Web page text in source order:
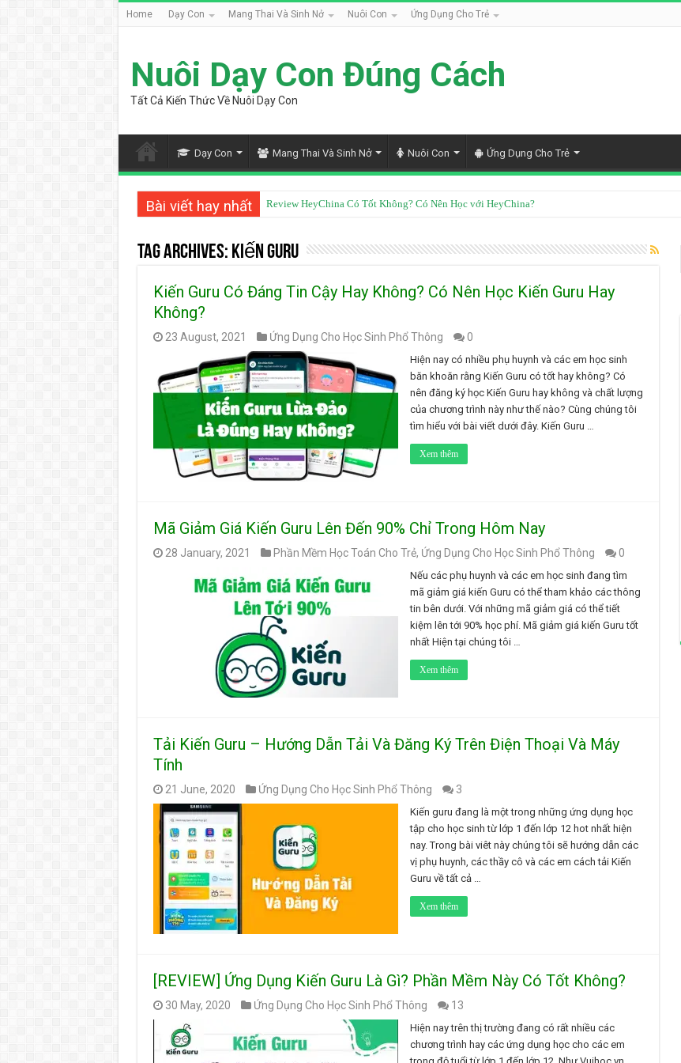
Home Dạy Con Mang Thai Và Sinh Nở Nuôi Con Ứng Dụng Cho Trẻ
Nuôi Dạy Con Đúng Cách
Tất Cả Kiến Thức Về Nuôi Dạy Con
Dạy Con Mang Thai Và Sinh Nở Nuôi Con Ứng Dụng Cho Trẻ
Bài viết hay nhất Review HeyChina Có Tốt Không? Có Nên Học với HeyChina?
Từ Điển Mazii Có Tốt Không? Review Chi Tiết Từ Góc Nhìn Chuyên Gia
Tag Archives: Kiến Guru
Kiến Guru Có Đáng Tin Cậy Hay Không? Có Nên Học Kiến Guru Hay
Không?
23 August, 2021 Ứng Dụng Cho Học Sinh Phổ Thông 0
Hiện nay có nhiều phụ huynh và các em học sinh
băn khoăn rằng Kiến Guru có tốt hay không? Có
nên đăng ký học Kiến Guru hay không và chất lượng
của chương trình này như thế nào? Cùng chúng tôi
tìm hiểu với bài viết dưới đây. Kiến Guru …
Xem thêm
Mã Giảm Giá Kiến Guru Lên Đến 90% Chỉ Trong Hôm Nay
28 January, 2021 Phần Mềm Học Toán Cho Trẻ, Ứng Dụng Cho Học Sinh Phổ Thông 0
Nếu các phụ huynh và các em học sinh đang tìm
mã giảm giá kiến Guru có thể tham khảo các thông
tin bên dưới. Với những mã giảm giá có thể tiết
kiệm lên tới 90% học phí. Mã giảm giá kiến Guru tốt
nhất Hiện tại chúng tôi …
Xem thêm
Tải Kiến Guru – Hướng Dẫn Tải Và Đăng Ký Trên Điện Thoại Và Máy
Tính
21 June, 2020 Ứng Dụng Cho Học Sinh Phổ Thông 3
Kiến guru đang là một trong những ứng dụng học
tập cho học sinh từ lớp 1 đến lớp 12 hot nhất hiện
nay. Trong bài viêt này chúng tôi sẽ hướng dẫn các
vị phụ huynh, các thầy cô và các em cách tải Kiến
Guru về tất cả …
Xem thêm
[REVIEW] Ứng Dụng Kiến Guru Là Gì? Phần Mềm Này Có Tốt Không?
30 May, 2020 Ứng Dụng Cho Học Sinh Phổ Thông 13
Hiện nay trên thị trường đang có rất nhiều các
chương trình hay các ứng dụng học cho các em